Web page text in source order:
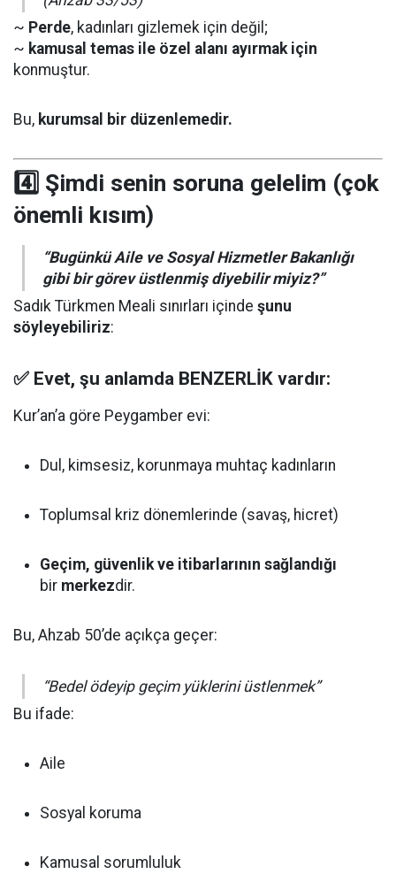
~ Perde, kadınları gizlemek için değil;
~ kamusal temas ile özel alanı ayırmak için
konmuştur.
Bu, kurumsal bir düzenlemedir.
4️⃣ Şimdi senin soruna gelelim (çok
önemli kısım)
“Bugünkü Aile ve Sosyal Hizmetler Bakanlığı
gibi bir görev üstlenmiş diyebilir miyiz?”
Sadık Türkmen Meali sınırları içinde şunu
söyleyebiliriz:
✅ Evet, şu anlamda BENZERLİK vardır:
Kur’an’a göre Peygamber evi:
Dul, kimsesiz, korunmaya muhtaç kadınların
Toplumsal kriz dönemlerinde (savaş, hicret)
Geçim, güvenlik ve itibarlarının sağlandığı
bir merkezdir.
Bu, Ahzab 50’de açıkça geçer:
“Bedel ödeyip geçim yüklerini üstlenmek”
Bu ifade:
Aile
Sosyal koruma
Kamusal sorumluluk